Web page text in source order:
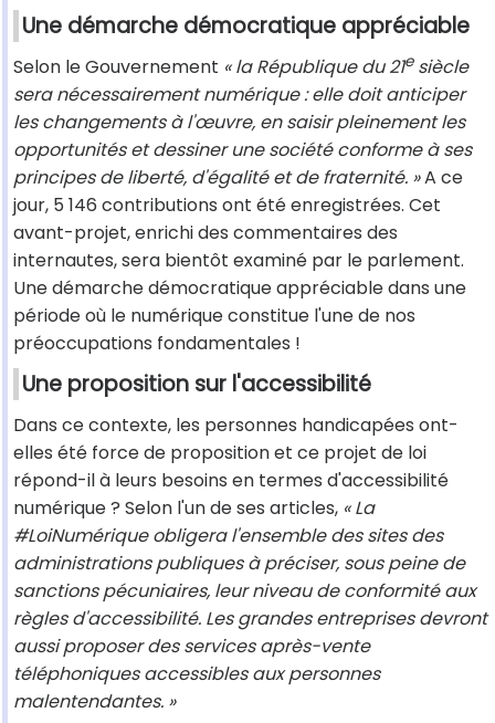
Une démarche démocratique appréciable
Selon le Gouvernement « la République du 21esiècle
sera nécessairement numérique : elle doit anticiper
les changements à l'œuvre, en saisir pleinement les
opportunités et dessiner une société conforme à ses
principes de liberté, d'égalité et de fraternité. »A ce
jour, 5 146 contributions ont été enregistrées. Cet
avant-projet, enrichi des commentaires des
internautes, sera bientôt examiné par le parlement.
Une démarche démocratique appréciable dans une
période où le numérique constitue l'une de nos
préoccupations fondamentales !
Une proposition sur l'accessibilité
Dans ce contexte, les personnes handicapées ont-
elles été force de proposition et ce projet de loi
répond-il à leurs besoins en termes d'accessibilité
numérique ? Selon l'un de ses articles, « La
#LoiNumérique obligera l'ensemble des sites des
administrations publiques à préciser, sous peine de
sanctions pécuniaires, leur niveau de conformité aux
règles d'accessibilité. Les grandes entreprises devront
aussi proposer des services après-vente
téléphoniques accessibles aux personnes
malentendantes. »